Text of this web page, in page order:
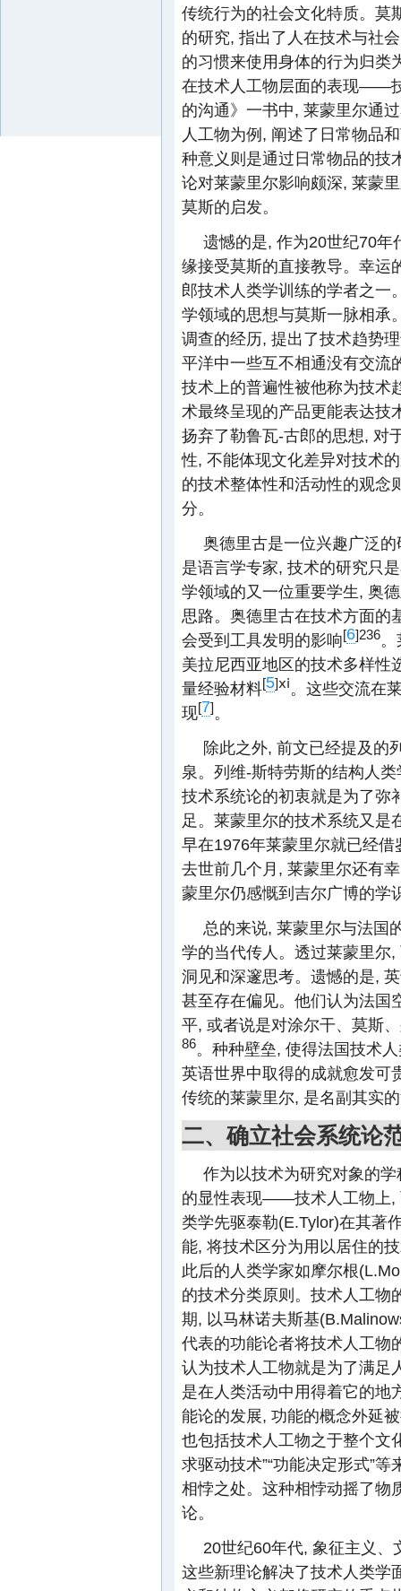
传统行为的社会文化特质。莫
的研究, 指出了人在技术与社
的习惯来使用身体的行为归类
在技术人工物层面的表现——
的沟通》一书中, 莱蒙里尔通
人工物为例, 阐述了日常物品
种意义则是通过日常物品的技
论对莱蒙里尔影响颇深, 莱蒙
莫斯的启发。
遗憾的是, 作为20世纪70年
缘接受莫斯的直接教导。幸运
郎技术人类学训练的学者之一
学领域的思想与莫斯一脉相承
调查的经历, 提出了技术趋势
平洋中一些互不相通没有交流
技术上的普遍性被他称为技术
术最终呈现的产品更能表达技
扬弃了勒鲁瓦-古郎的思想, 对
性, 不能体现文化差异对技术
的技术整体性和活动性的观念
分。
奥德里古是一位兴趣广泛
是语言学专家, 技术的研究只
学领域的又一位重要学生, 奥
思路。奥德里古在技术方面的
会受到工具发明的影响[6]236
美拉尼西亚地区的技术多样性
量经验材料[5]ⅹⅰ。这些交流在
现[7]。
除此之外, 前文已经提及的
泉。列维-斯特劳斯的结构人
技术系统论的初衷就是为了
足。莱蒙里尔的技术系统又是
早在1976年莱蒙里尔就已经
去世前几个月, 莱蒙里尔还有
蒙里尔仍感慨到吉尔广博的学
总的来说, 莱蒙里尔与法国
学的当代传人。透过莱蒙里尔
洞见和深邃思考。遗憾的是,
甚至存在偏见。他们认为法国
平, 或者说是对涂尔干、莫斯
86。种种壁垒, 使得法国技术
英语世界中取得的成就愈发可
传统的莱蒙里尔, 是名副其实
二、确立社会系统论
作为以技术为研究对象的
的显性表现——技术人工物上,
类学先驱泰勒(E.Tylor)在其著
能, 将技术区分为用以居住的
此后的人类学家如摩尔根
的技术分类原则。技术人工物
期, 以马林诺夫斯基
代表的功能论者将技术人工物
认为技术人工物就是为了满足
是在人类活动中用得着它的地
能论的发展, 功能的概念外延
也包括技术人工物之于整个文
求驱动技术”“功能决定形式”
相悖之处。这种相悖动摇了物
论。
20世纪60年代, 象征主义
这些新理论解决了技术人类学